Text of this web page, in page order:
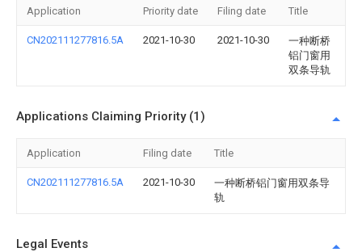
Application Priority date Filing date Title
CN202111277816.5A 2021-10-30 2021-10-30
一种断桥
铝门窗用
双条导轨
Applications Claiming Priority (1)
Application Filing date Title
CN202111277816.5A 2021-10-30
一种断桥铝门窗用双条导
轨
Legal Events